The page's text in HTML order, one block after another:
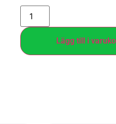
Lägg till i